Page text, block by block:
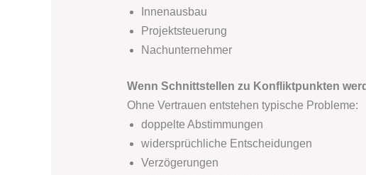
Innenausbau
Projektsteuerung
Nachunternehmer
Wenn Schnittstellen zu Konfliktpunkten
Ohne Vertrauen entstehen typische Probleme:
doppelte Abstimmungen
widersprüchliche Entscheidungen
Verzögerungen